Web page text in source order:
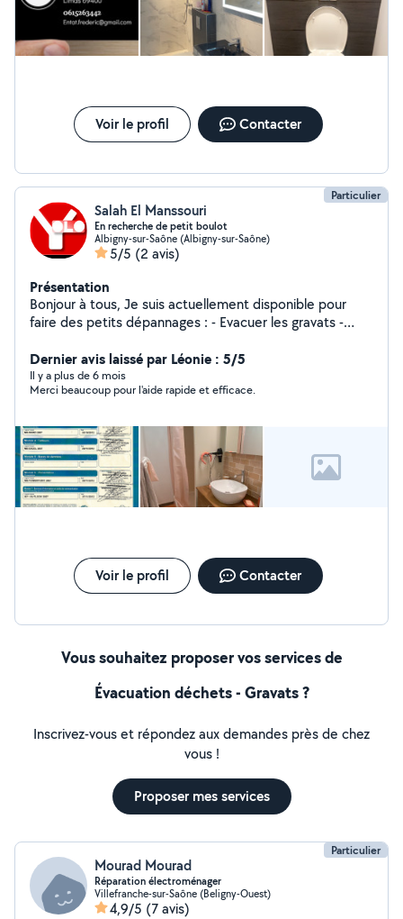
Voir le profil Contacter
Particulier
Salah El Manssouri
En recherche de petit boulot
Albigny-sur-Saône (Albigny-sur-Saône)
5/5 (2 avis)
Présentation
Bonjour à tous, Je suis actuellement disponible pour
faire des petits dépannages : - Evacuer les gravats -
meubles - Dépanner un véhicule
Dernier avis laissé par Léonie : 5/5
Il y a plus de 6 mois
Merci beaucoup pour l'aide rapide et efficace.
Voir le profil Contacter
Vous souhaitez proposer vos services de
Évacuation déchets - Gravats ?
Inscrivez-vous et répondez aux demandes près de chez
vous !
Proposer mes services
Particulier
Mourad Mourad
Réparation électroménager
Villefranche-sur-Saône (Beligny-Ouest)
4,9/5 (7 avis)